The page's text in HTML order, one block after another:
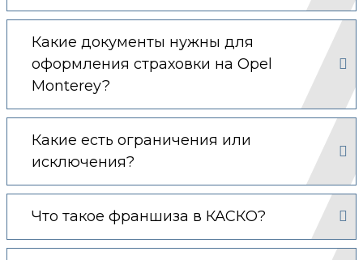
Какие документы нужны для
оформления страховки на Opel
Monterey?
Какие есть ограничения или
исключения?
Что такое франшиза в КАСКО?